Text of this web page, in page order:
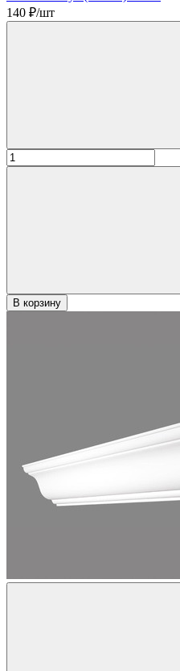
140 ₽/шт
В корзину